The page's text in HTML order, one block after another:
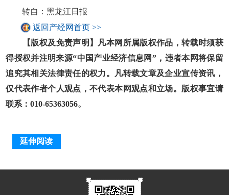
转自：黑龙江日报
返回产经网首页 >>
【版权及免责声明】凡本网所属版权作品，转载时须获
得授权并注明来源“中国产业经济信息网”，违者本网将保留
追究其相关法律责任的权力。凡转载文章及企业宣传资讯，
仅代表作者个人观点，不代表本网观点和立场。版权事宜请
联系：010-65363056。
延伸阅读